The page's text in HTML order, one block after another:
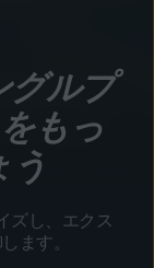
ルプ
もっ
う
ズし、エクス
ます。